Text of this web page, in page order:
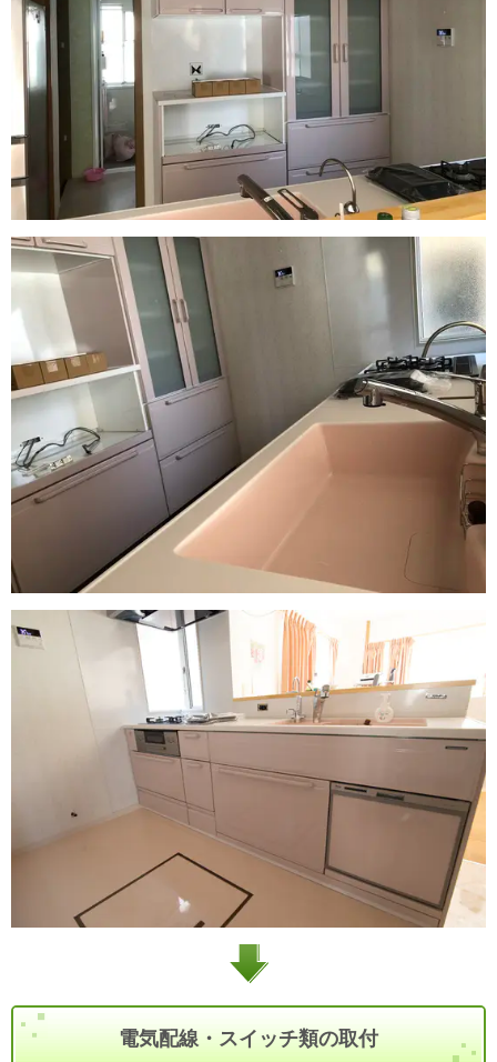
電気配線・スイッチ類の取付